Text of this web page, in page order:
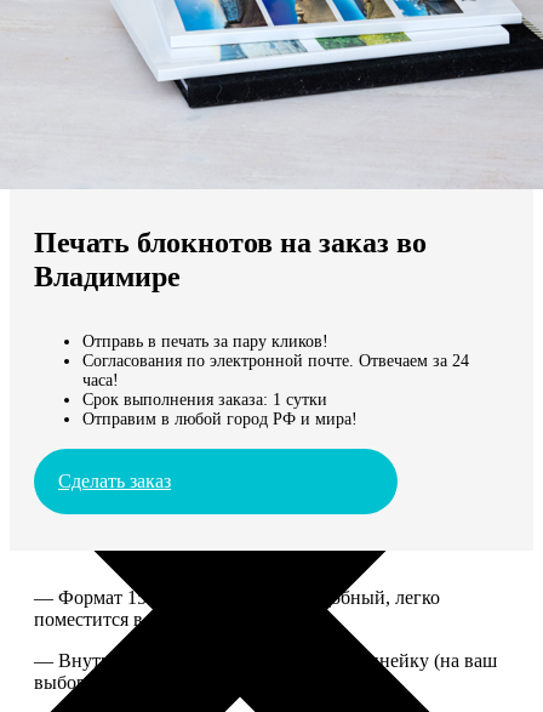
Мы доставляем по всему миру
Продолжить без города
Печать блокнотов на заказ во
Владимире
Отправь в печать за пару кликов!
Согласования по электронной почте. Отвечаем за 24
часа!
Срок выполнения заказа: 1 сутки
Отправим в любой город РФ и мира!
Сделать заказ
— Формат 15*20. Компактный и удобный, легко
поместится в сумку или рюкзак.
— Внутри 100 страниц в клетку или в линейку (на ваш
выбор), скрепленных сбоку скобой.